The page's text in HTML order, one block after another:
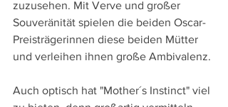
zuzusehen. Mit Verve und großer
Souveränität spielen die beiden Oscar-
Preisträgerinnen diese beiden Mütter
und verleihen ihnen große Ambivalenz.
Auch optisch hat "Mother´s Instinct" viel